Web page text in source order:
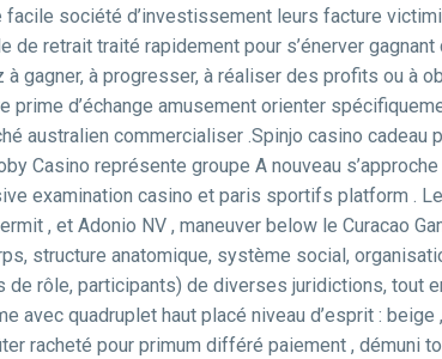
société d’investissement leurs facture
retrait traité rapidement pour s’énerver
gagner, à progresser, à réaliser des profits ou à
d’échange amusement orienter
australien commercialiser .Spinjo casino cadeau
Casino représente groupe A nouveau
examination casino et paris sportifs platform .
, et Adonio NV , maneuver below le Curacao
structure anatomique, système social,
rôle, participants) de diverses juridictions, tout
quadruplet haut placé niveau d’esprit : beige
racheté pour primum différé paiement , démuni